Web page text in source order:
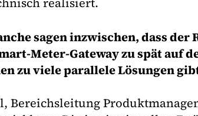
sagen inzwischen, dass
Meter-Gateway zu spät auf
zu viele parallele Lösungen
Bereichsleitung